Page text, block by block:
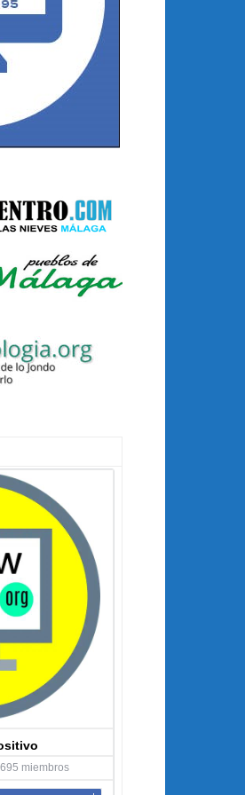
miembros